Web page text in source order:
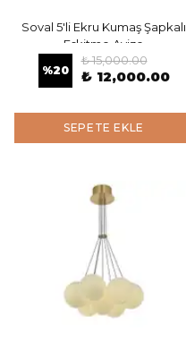
Soval 5'li Ekru Kumaş Şapkalı
Eskitme Avize
%20
₺ 15,000.00
₺ 12,000.00
SEPETE EKLE